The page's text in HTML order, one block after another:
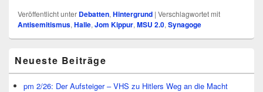
Veröffentlicht unter Debatten, Hintergrund | Verschlagwortet mit
Antisemitismus, Halle, Jom Kippur, MSU 2.0, Synagoge
Seitenleisten
Widget-
Bereich
Neueste Beiträge
pm 2/26: Der Aufsteiger – VHS zu Hitlers Weg an die Macht